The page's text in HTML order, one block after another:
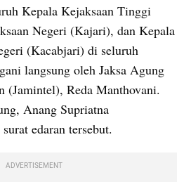
Kepala Kejaksaan Tinggi
Negeri (Kajari), dan Kepala
(Kacabjari) di seluruh
langsung oleh Jaksa Agung
(Jamintel), Reda Manthovani.
Anang Supriatna
edaran tersebut.
ADVERTISEMENT